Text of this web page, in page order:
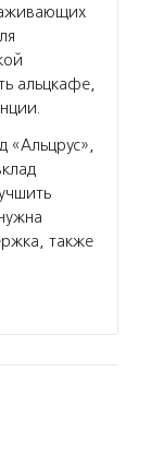
альцкафе,
«Альцрус»,
также